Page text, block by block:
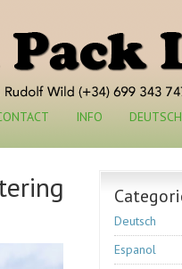
INFO DEUTSCH
Deutsch
Espanol